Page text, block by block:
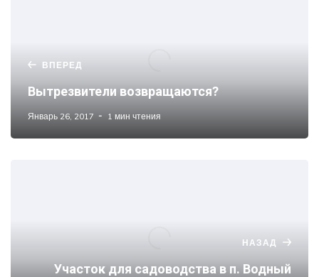
ВПЕРЕД
Вытрезвители возвращаются?
Январь 26, 2017 1 мин чтения
НАЗАД
Участок для садоводства в п. Водный